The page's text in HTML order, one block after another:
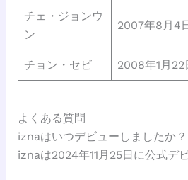
チェ・ジョンウ
ン
2007年8月4
チョン・セビ 2008年1月22
よくある質問
iznaはいつデビューしましたか？
iznaは2024年11月25日に公式デ